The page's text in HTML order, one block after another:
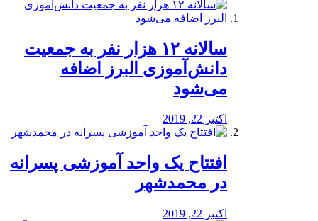
️سالانه ۱۲ هزار نفر به جمعیت
دانش‌آموزی البرز اضافه
می‌شود
اکتبر 22, 2019
افتتاح یک واحد آموزشی پسرانه
در محمدشهر
اکتبر 22, 2019